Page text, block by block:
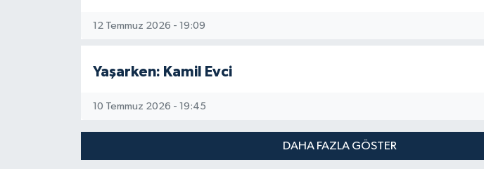
12 Temmuz 2026 - 19:09
Yaşarken: Kamil Evci
10 Temmuz 2026 - 19:45
DAHA FAZLA GÖSTER